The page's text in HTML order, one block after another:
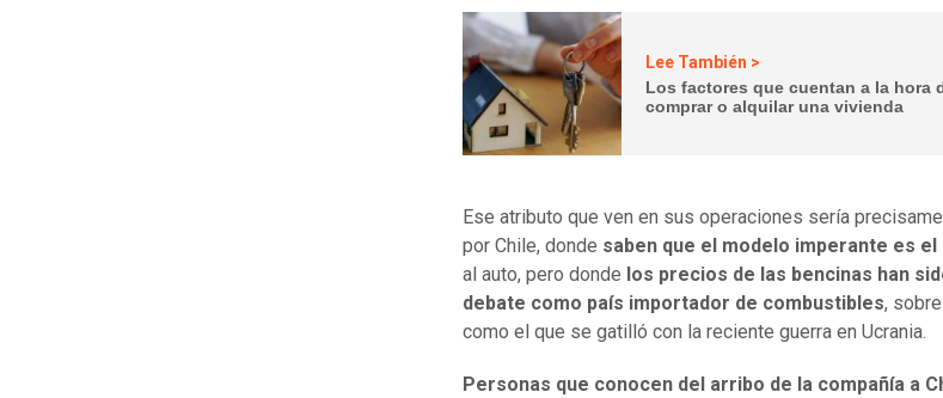
Lee También >
Los factores que cuentan a la hora
comprar o alquilar una vivienda
Ese atributo que ven en sus operaciones sería
por Chile, donde saben que el modelo imperante es
al auto, pero donde los precios de las bencinas han
debate como país importador de combustibles,
como el que se gatilló con la reciente guerra en Ucrania.
Personas que conocen del arribo de la compañía a